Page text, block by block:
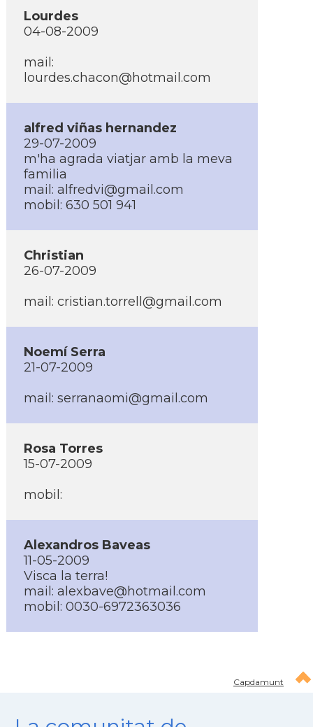
Lourdes
04-08-2009
mail:
lourdes.chacon@hotmail.com
alfred viñas hernandez
29-07-2009
m'ha agrada viatjar amb la meva
familia
mail: alfredvi@gmail.com
mobil: 630 501 941
Christian
26-07-2009
mail: cristian.torrell@gmail.com
Noemí­ Serra
21-07-2009
mail: serranaomi@gmail.com
Rosa Torres
15-07-2009
mobil:
Alexandros Baveas
11-05-2009
Visca la terra!
mail: alexbave@hotmail.com
mobil: 0030-6972363036
Capdamunt